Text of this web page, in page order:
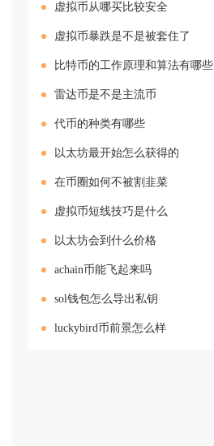
虚拟币从哪买比较安全
虚拟币暴跌是不是被套住了
比特币的工作原理和算法有哪些
雷达币是不是主流币
代币的种类有哪些
以太坊最开始怎么获得的
在币圈如何不被割韭菜
虚拟币短线技巧是什么
以太坊会到什么价格
achain币能飞起来吗
sol钱包怎么导出私钥
luckybird币前景怎么样